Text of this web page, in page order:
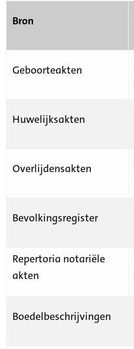
Bron
Geboorteakten
Huwelijksakten
Overlijdensakten
Bevolkingsregister
Repertoria notariële
akten
Boedelbeschrijvingen